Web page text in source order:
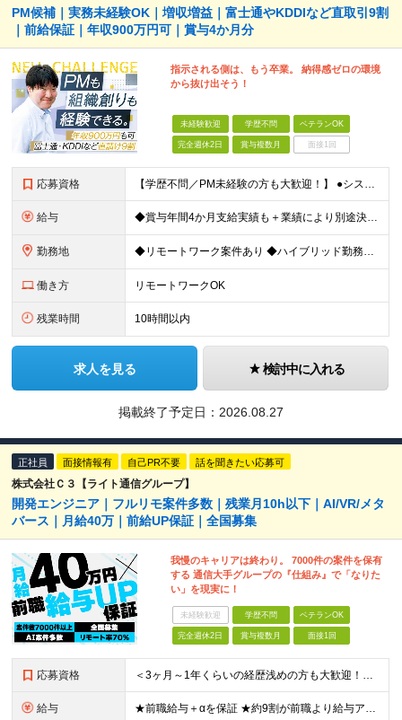
PM候補｜実務未経験OK｜増収増益｜富士通やKDDIなど直取引9割
｜前給保証｜年収900万円可｜賞与4か月分
指示される側は、もう卒業。 納得感ゼロの環境
から抜け出そう！
未経験歓迎 学歴不問 ベテランOK
完全週休2日 賞与複数月 面接1回
応募資格 【学歴不問／PM未経験の方も大歓迎！】 ●システム開発、またはインフラエンジニアとしての実務経験をお持ちの方 ～採用担当者より～ 「今はまだ役職についていないけれど、ゆくゆくは会社を動かすポジション
給与 ◆賞与年間4か月支給実績も＋業績により別途決算賞与あり ◆年収800万円～900万円も可能 【PM・PL候補】 数名規模のチームでの進捗管理や、後輩・メンバーの指導・フォロー経験がある方 ※「公式な
勤務地 ◆リモートワーク案件あり ◆ハイブリッド勤務もOK 【本社】東京都豊島区高田3-14-29 KDX高田馬場ビル2F ┗都内、神奈川県のプロジェクト先での勤務もございます。 ＜プロジェクト先エリア例
働き方 リモートワークOK
残業時間 10時間以内
求人を見る 検討中に入れる
掲載終了予定日： 2026.08.27
正社員 面接情報有 自己PR不要 話を聞きたい応募可
株式会社Ｃ３【ライト通信グループ】
開発エンジニア｜フルリモ案件多数｜残業月10h以下｜AI/VR/メタ
バース｜月給40万｜前給UP保証｜全国募集
我慢のキャリアは終わり。 7000件の案件を保有
する 通信大手グループの『仕組み』で「なりた
い」を現実に！
未経験歓迎 学歴不問 ベテランOK
完全週休2日 賞与複数月 面接1回
応募資格 ＜3ヶ月～1年くらいの経歴浅めの方も大歓迎！＞ ■学歴不問 ■何かしらの開発経験をお持ちの方 ■第二新卒OK ▼こんな方にピッタリです！▼ □スキルアップしたい方 □最先端技術を習得したい方 □AI
給与 ★前職給与＋αを保証 ★約9割が前職より給与アップを実現 月給40万円以上＋各種手当＋賞与 ＜9割が年収アップを実現＞ 入社されたエンジニアの9割が前職よりも給与アップをしています！ 残り1割は前